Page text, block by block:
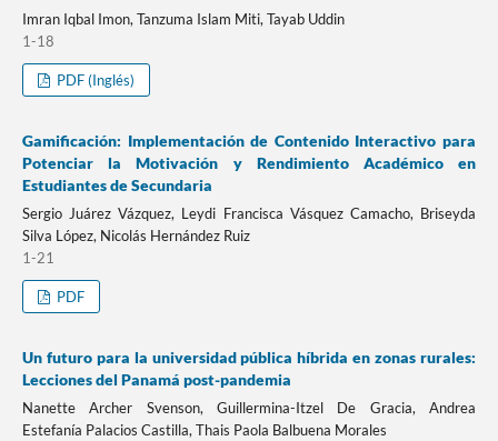
Imran Iqbal Imon, Tanzuma Islam Miti, Tayab Uddin
1-18
PDF (Inglés)
Gamificación: Implementación de Contenido Interactivo para
Potenciar la Motivación y Rendimiento Académico en
Estudiantes de Secundaria
Sergio Juárez Vázquez, Leydi Francisca Vásquez Camacho, Briseyda
Silva López, Nicolás Hernández Ruiz
1-21
PDF
Un futuro para la universidad pública híbrida en zonas rurales:
Lecciones del Panamá post-pandemia
Nanette Archer Svenson, Guillermina-Itzel De Gracia, Andrea
Estefanía Palacios Castilla, Thais Paola Balbuena Morales